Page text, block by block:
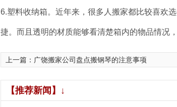
6.塑料收纳箱。近年来，很多人搬家都比较喜欢
捷。而且透明的材质能够看清楚箱内的物品情况
上一篇： 广饶搬家公司盘点搬钢琴的注意事项
【推荐新闻】↓